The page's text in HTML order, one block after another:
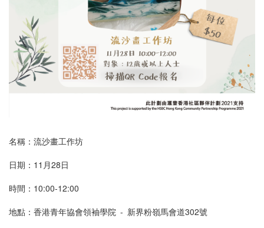
名稱：流沙畫工作坊
日期：11月28日
時間：10:00-12:00
地點：香港青年協會領袖學院 - 新界粉嶺馬會道302號